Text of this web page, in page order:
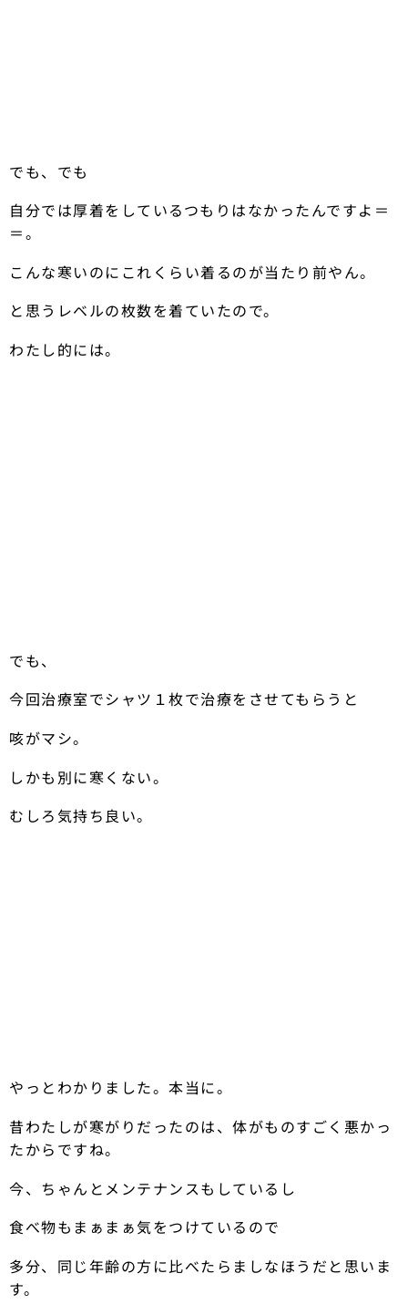
でも、でも
自分では厚着をしているつもりはなかったんですよ＝
＝。
こんな寒いのにこれくらい着るのが当たり前やん。
と思うレベルの枚数を着ていたので。
わたし的には。
でも、
今回治療室でシャツ１枚で治療をさせてもらうと
咳がマシ。
しかも別に寒くない。
むしろ気持ち良い。
やっとわかりました。本当に。
昔わたしが寒がりだったのは、体がものすごく悪かっ
たからですね。
今、ちゃんとメンテナンスもしているし
食べ物もまぁまぁ気をつけているので
多分、同じ年齢の方に比べたらましなほうだと思いま
す。